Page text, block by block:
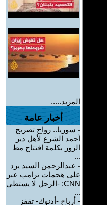
المزيد.....
أخبار عامة
- سوريا.. رواج تصريح
أحمد الشرع لأهل دير
الزور بكلمة افتتاح مط
...
- عبدالرحمن السيد يرد
على هجمات ترامب عبر
CNN: -الرجل لا يستطي
...
- أرباح -أدنوك- تقفز